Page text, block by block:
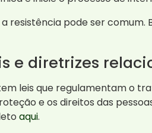
resistência pode ser comum.
e diretrizes
leis que regulamentam o
e os direitos das
aqui.